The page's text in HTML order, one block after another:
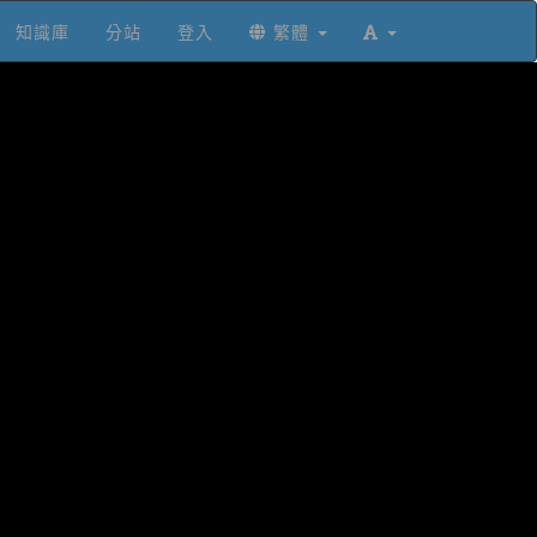
知識庫 分站 登入 繁體